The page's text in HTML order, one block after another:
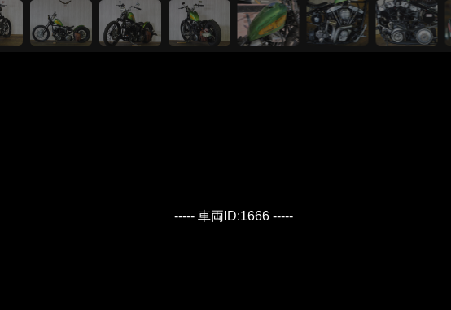
----- 車両ID:1666 -----